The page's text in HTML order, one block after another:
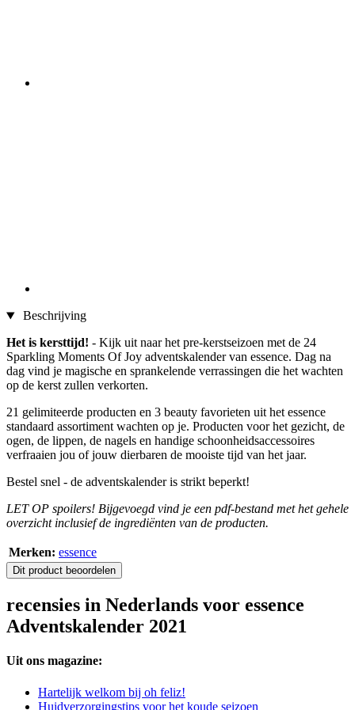
Beschrijving
Het is kersttijd! - Kijk uit naar het pre-kerstseizoen met de 24
Sparkling Moments Of Joy adventskalender van essence. Dag na
dag vind je magische en sprankelende verrassingen die het wachten
op de kerst zullen verkorten.
21 gelimiteerde producten en 3 beauty favorieten uit het essence
standaard assortiment wachten op je. Producten voor het gezicht, de
ogen, de lippen, de nagels en handige schoonheidsaccessoires
verfraaien jou of jouw dierbaren de mooiste tijd van het jaar.
Bestel snel - de adventskalender is strikt beperkt!
LET OP spoilers! Bijgevoegd vind je een pdf-bestand met het gehele
overzicht inclusief de ingrediënten van de producten.
Merken: essence
Dit product beoordelen
recensies in Nederlands voor essence
Adventskalender 2021
Uit ons magazine:
Hartelijk welkom bij oh feliz!
Huidverzorgingstips voor het koude seizoen